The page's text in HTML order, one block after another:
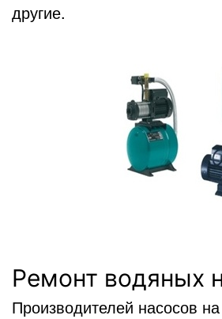
другие.
Ремонт водяных
Производителей насосов